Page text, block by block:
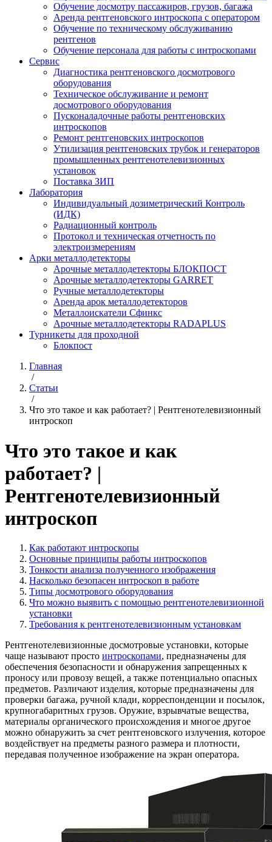
Обучение досмотру пассажиров, грузов, багажа
Аренда рентгеновского интроскопа с оператором
Обучение по техническому обслуживанию
рентгенов
Обучение персонала для работы с интроскопами
Сервис
Диагностика рентгеновского досмотрового
оборудования
Техническое обслуживание и ремонт
досмотрового оборудования
Пусконаладочные работы рентгеновских
интроскопов
Ремонт рентгеновских интроскопов
Утилизация рентгеновских трубок и генераторов
промышленных рентгенотелевизионных
установок
Поставка ЗИП
Лаборатория
Индивидуальный дозиметрический Контроль
(ИДК)
Радиационный контроль
Протокол и техническая отчетность по
электроизмерениям
Арки металлодетекторы
Арочные металлодетекторы БЛОКПОСТ
Арочные металлодетекторы GARRET
Ручные металлодетекторы
Аренда арок металлодетекторов
Металлоискатели Сфинкс
Арочные металлодетекторы RADAPLUS
Турникеты для проходной
Блокпост
Главная
/
Статьи
/
Что это такое и как работает? | Рентгенотелевизионный
интроскоп
Что это такое и как
работает? |
Рентгенотелевизионный
интроскоп
Как работают интроскопы
Основные принципы работы интроскопов
Тонкости анализа полученного изображения
Насколько безопасен интроскоп в работе
Типы досмотрового оборудования
Что можно выявить с помощью рентгенотелевизионной
установки
Требования к рентгенотелевизионным установкам
Рентгенотелевизионные досмотровые установки, которые
чаще называют просто интроскопами, предназначены для
обеспечения безопасности и обнаружения запрещенных к
проносу или провозу вещей, а также потенциально опасных
предметов. Различают изделия, которые предназначены для
проверки багажа, ручной клади, корреспонденции и посылок,
крупногабаритных грузов. Оружие, взрывчатые вещества,
материалы органического происхождения и многое другое
можно обнаружить за счет рентгеновского излучения, которое
воздействует на предметы разного размера и плотности,
передавая полученное изображение на экран оператора.